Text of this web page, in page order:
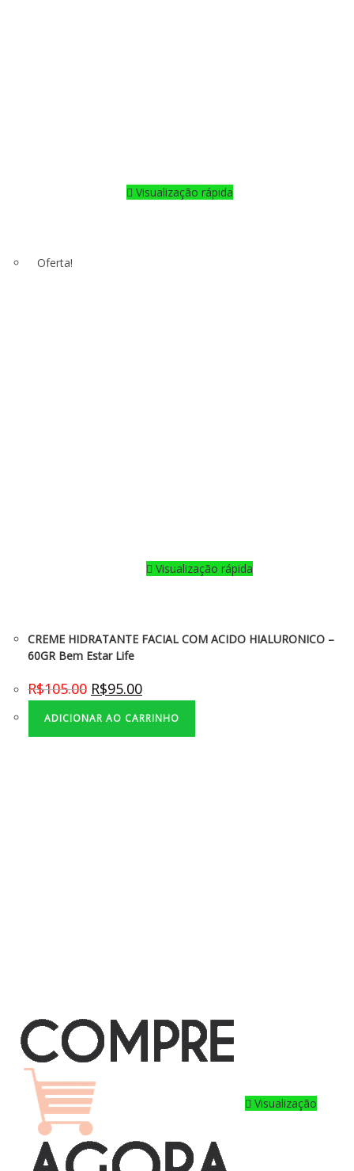
Visualização rápida
Oferta!
Visualização rápida
CREME HIDRATANTE FACIAL COM ACIDO HIALURONICO –
60GR Bem Estar Life
R$105.00 R$95.00
ADICIONAR AO CARRINHO
Visualização